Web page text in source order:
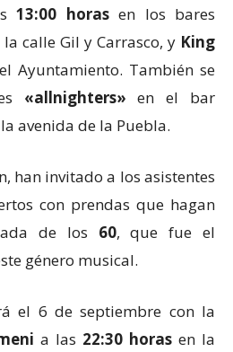
13:00 horasen los bares
la calle Gil y Carrasco, y King
Ayuntamiento. También se
«allnighters» en el bar
avenida de la Puebla.
han invitado a los asistentes
con prendas que hagan
de los 60, que fue el
género musical.
el 6 de septiembre con la
a las 22:30 horas en la